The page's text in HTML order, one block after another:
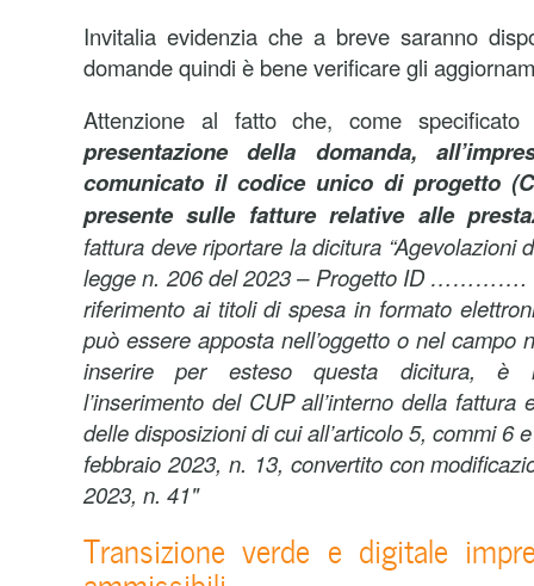
Invitalia evidenzia che a breve saranno
domande quindi è bene verificare gli
Attenzione al fatto che, come
presentazione della domanda,
comunicato il codice unico di progetto
presente sulle fatture relative alle
fattura deve riportare la dicitura “Agevolazioni
legge n. 206 del 2023 – Progetto ID
riferimento ai titoli di spesa in formato
può essere apposta nell’oggetto o nel campo
inserire per esteso questa dicitura, è
l’inserimento del CUP all’interno della fattura
delle disposizioni di cui all’articolo 5, commi 6
febbraio 2023, n. 13, convertito con
2023, n. 41"
Transizione verde e digitale